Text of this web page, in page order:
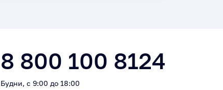
8 800 100 8124
Будни, с 9:00 до 18:00